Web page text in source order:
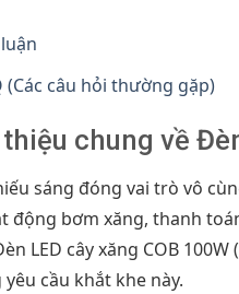
(Các câu hỏi thường gặp)
chung về
sáng đóng vai trò vô
động bơm xăng, thanh
LED cây xăng COB
cầu khắt khe này.